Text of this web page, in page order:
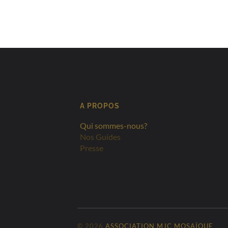
A PROPOS
Qui sommes-nous?
Nos Guides
Presse
© 2026 ASSOCIATION MJC MOSAÏQUE